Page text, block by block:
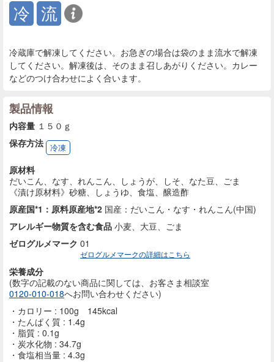
冷 流
冷蔵庫で解凍してください。お急ぎの場合は袋のまま流水で解凍
してください。解凍後は、そのまま召しあがりください。カレー
などのつけ合わせによく合います。
製品情報
内容量 １５０ｇ
保存方法 冷凍
原材料
だいこん、なす、れんこん、しょうが、しそ、なた豆、ごま
《漬け原材料》砂糖、しょうゆ、食塩、醸造酢
原産国*1：原料原産地*2 国産：だいこん・なす・れんこん(中国)
アレルギー物質を含む食品 小麦、大豆、ごま
ゼログルメマーク 01
ゼログルメマークの詳細はこちら
栄養成分
(数字の記載のない商品に関しては、お客さま相談室
0120-010-018へお問い合わせください)
カロリー : 100g 145kcal
たんぱく質 : 1.4g
脂質 : 0.1g
炭水化物 : 34.7g
食塩相当量 : 4.3g